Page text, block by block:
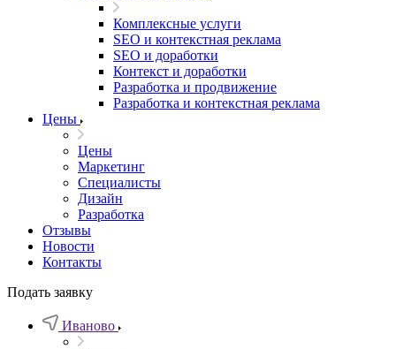
Комплексные услуги
SEO и контекстная реклама
SEO и доработки
Контекст и доработки
Разработка и продвижение
Разработка и контекстная реклама
Цены
Цены
Маркетинг
Специалисты
Дизайн
Разработка
Отзывы
Новости
Контакты
Подать заявку
Иваново